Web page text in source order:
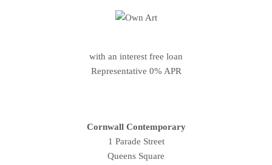
with an interest free loan
Representative 0% APR
Cornwall Contemporary
1 Parade Street
Queens Square